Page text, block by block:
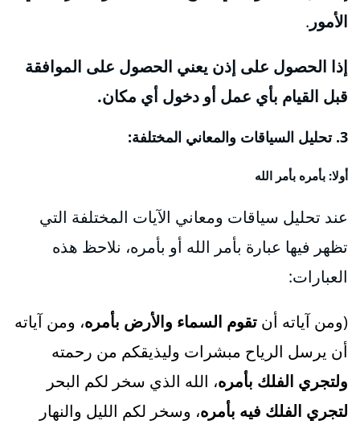
الأمور .
إذا الحصول على إذن يعني الحصول على الموافقة
قبل القيام بأي عمل أو دخول أي مكان.
3. تحليل السياقات والمعاني المختلفة:
أولا: بأمره بأمر الله
عند تحليل سياقات ومعاني الآيات المختلفة التي
تظهر فيها عبارة بأمر الله أو بأمره، نلاحظ هذه
العبارات:
(ومن آياته أن تقوم السماء والأرض بأمره، ومن آياته
أن يرسل الرياح مبشرات وليذيقكم من رحمته
ولتجري الفلك بأمره، الله الذي سخر لكم البحر
لتجري الفلك فيه بأمره، وسخر لكم الليل والنهار